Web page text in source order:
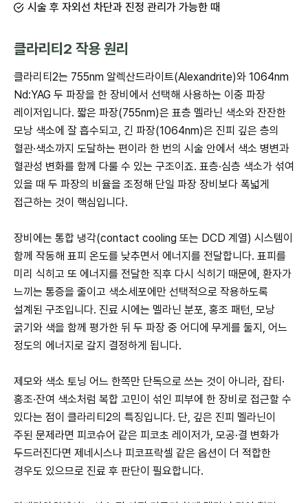
시술 후 자외선 차단과 진정 관리가 가능한 때
클라리티2 작용 원리
클라리티2는 755nm 알렉산드라이트(Alexandrite)와 1064nm
Nd:YAG 두 파장을 한 장비에서 선택해 사용하는 이중 파장
레이저입니다. 짧은 파장(755nm)은 표층 멜라닌 색소와 잔잔한
모낭 색소에 잘 흡수되고, 긴 파장(1064nm)은 진피 깊은 층의
혈관·색소까지 도달하는 편이라 한 번의 시술 안에서 색소 병변과
혈관성 변화를 함께 다룰 수 있는 구조이죠. 표층·심층 색소가 섞여
있을 때 두 파장의 비율을 조정해 단일 파장 장비보다 폭넓게
접근하는 것이 핵심입니다.
장비에는 통합 냉각(contact cooling 또는 DCD 계열) 시스템이
함께 작동해 표피 온도를 낮추면서 에너지를 전달합니다. 표피를
미리 식히고 또 에너지를 전달한 직후 다시 식히기 때문에, 환자가
느끼는 통증을 줄이고 색소세포에만 선택적으로 작용하도록
설계된 구조입니다. 진료 시에는 멜라닌 분포, 홍조 패턴, 모낭
굵기와 색을 함께 평가한 뒤 두 파장 중 어디에 무게를 둘지, 어느
정도의 에너지로 갈지 결정하게 됩니다.
제모와 색소 토닝 어느 한쪽만 단독으로 쓰는 것이 아니라, 잡티·
홍조·잔여 색소처럼 복합 고민이 섞인 피부에 한 장비로 접근할 수
있다는 점이 클라리티2의 특징입니다. 단, 깊은 진피 멜라닌이
주된 문제라면 피코슈어 같은 피코초 레이저가, 모공·결 변화가
두드러진다면 제네시스나 피코프락셀 같은 옵션이 더 적합한
경우도 있으므로 진료 후 판단이 필요합니다.